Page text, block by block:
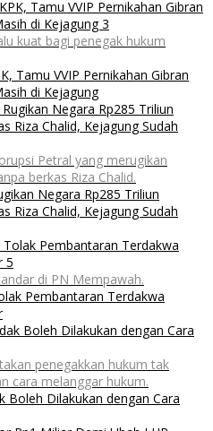
kuat bagi penegak hukum
Tamu VVIP Pernikahan Gibran
di Kejagung
Petral yang merugikan
berkas Riza Chalid.
Negara Rp285 Triliun
Riza Chalid, Kejagung Sudah
di PN Mempawah.
Pembantaran Terdakwa
penegakkan hukum tak
cara melanggar hukum.
Boleh Dilakukan dengan Cara